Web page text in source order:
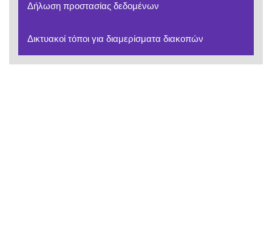
Δήλωση προστασίας δεδομένων
Δικτυακοί τόποι για διαμερίσματα διακοπών